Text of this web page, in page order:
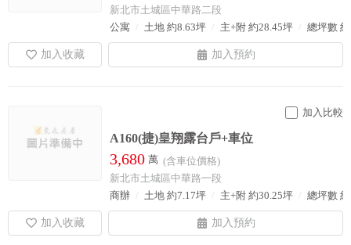
新北市土城區中華路二段
公寓
土地 約8.63坪 主+附 約28.45坪 總坪數
加入比較
A160(捷)皇翔露台戶+車位
3,680 萬 (含車位價格)
新北市土城區中華路一段
商辦
土地 約7.17坪 主+附 約30.25坪 總坪數